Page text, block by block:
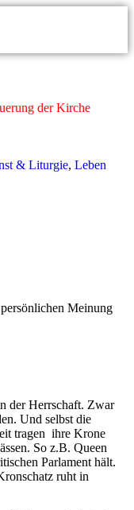
der Kirche
& Liturgie, Leben
Meinung
der Herrschaft. Zwar
Und selbst die
tragen ihre Krone
So z.B. Queen
Parlament hält.
ruht in